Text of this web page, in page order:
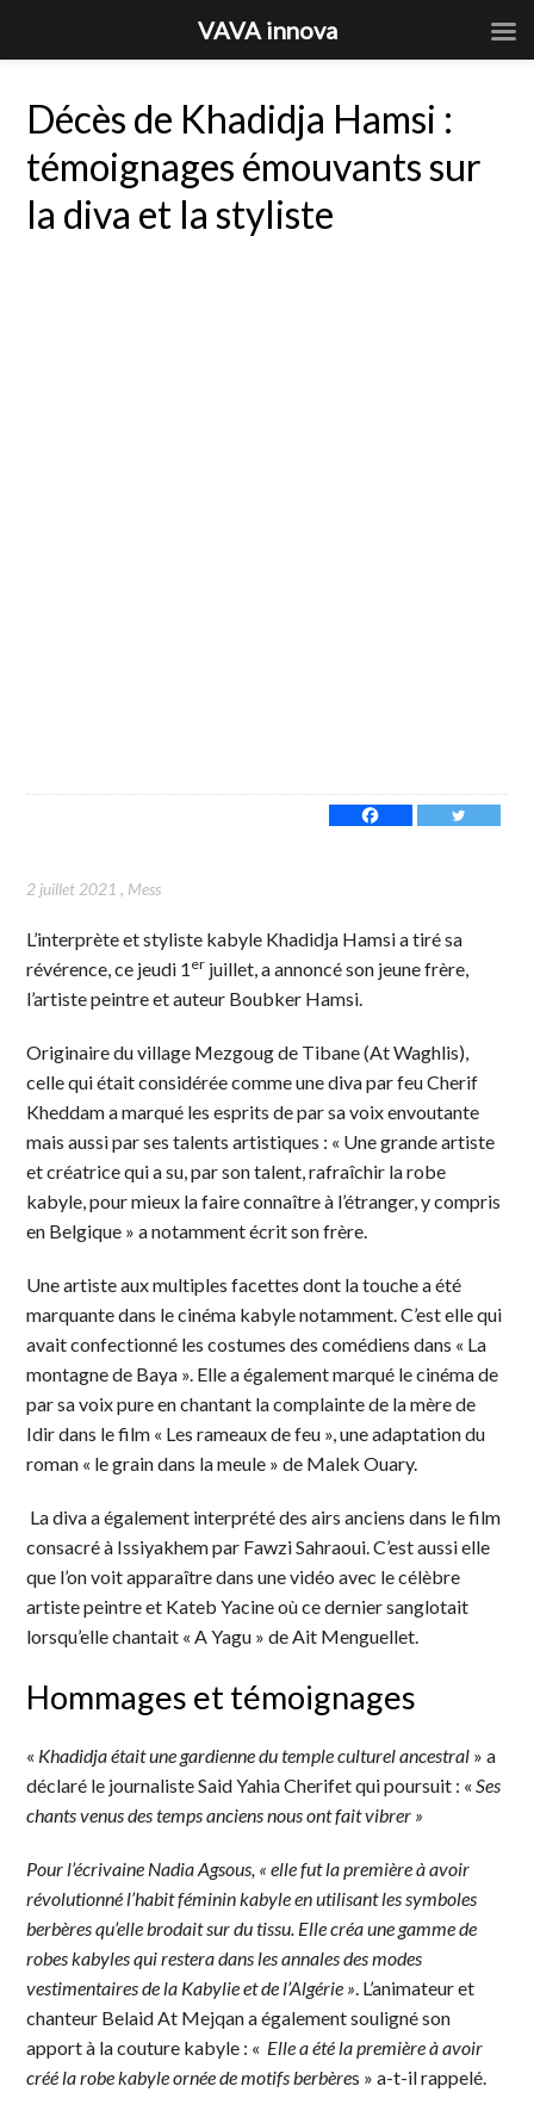
Décès de Khadidja Hamsi :
témoignages émouvants sur
la diva et la styliste
2 juillet 2021 , Mess
L’interprète et styliste kabyle Khadidja Hamsi a tiré sa
révérence, ce jeudi 1 er juillet, a annoncé son jeune frère,
l’artiste peintre et auteur Boubker Hamsi.
Originaire du village Mezgoug de Tibane (At Waghlis),
celle qui était considérée comme une diva par feu Cherif
Kheddam a marqué les esprits de par sa voix envoutante
mais aussi par ses talents artistiques : « Une grande artiste
et créatrice qui a su, par son talent, rafraîchir la robe
kabyle, pour mieux la faire connaître à l’étranger, y compris
en Belgique » a notamment écrit son frère.
Une artiste aux multiples facettes dont la touche a été
marquante dans le cinéma kabyle notamment. C’est elle qui
avait confectionné les costumes des comédiens dans « La
montagne de Baya ». Elle a également marqué le cinéma de
par sa voix pure en chantant la complainte de la mère de
Idir dans le film « Les rameaux de feu », une adaptation du
roman « le grain dans la meule » de Malek Ouary.
La diva a également interprété des airs anciens dans le film
consacré à Issiyakhem par Fawzi Sahraoui. C’est aussi elle
que l’on voit apparaître dans une vidéo avec le célèbre
artiste peintre et Kateb Yacine où ce dernier sanglotait
lorsqu’elle chantait « A Yagu » de Ait Menguellet.
Hommages et témoignages
« Khadidja était une gardienne du temple culturel ancestral » a
déclaré le journaliste Said Yahia Cherifet qui poursuit : «Ses
chants venus des temps anciens nous ont fait vibrer »
Pour l’écrivaine Nadia Agsous, « elle fut la première à avoir
révolutionné l’habit féminin kabyle en utilisant les symboles
berbères qu’elle brodait sur du tissu. Elle créa une gamme de
robes kabyles qui restera dans les annales des modes
vestimentaires de la Kabylie et de l’Algérie ». L’animateur et
chanteur Belaid At Mejqan a également souligné son
apport à la couture kabyle : « Elle a été la première à avoir
créé la robe kabyle ornée de motifs berbères » a-t-il rappelé.
VAVA innova